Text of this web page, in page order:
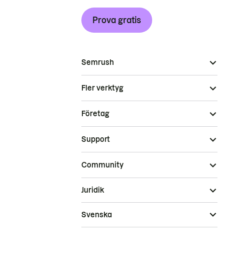
Prova gratis
Semrush
Fler verktyg
Företag
Support
Community
Juridik
Svenska